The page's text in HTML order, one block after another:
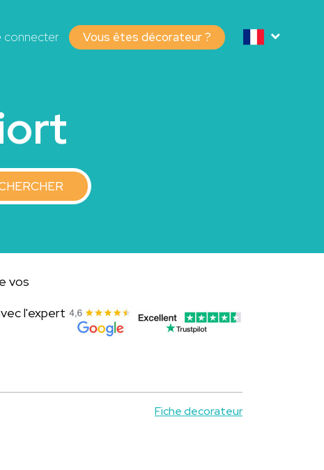
connecter Vous êtes décorateur ?
vos
l'expert
Fiche decorateur